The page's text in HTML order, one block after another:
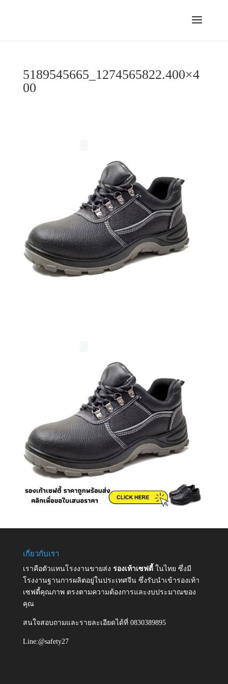
5189545665_1274565822.400×4
00
เกี่ยวกับเรา
เราคือตัวแทนโรงงานขายส่ง รองเท้าเซฟตี้ ในไทย ซึ่งมี
โรงงานฐานการผลิตอยู่ในประเทศจีน ซึ่งรับนำเข้ารองเท้า
เซฟตี้คุณภาพ ตรงตามความต้องการและงบประมาณของ
คุณ
สนใจสอบถามและรายละเอียดได้ที่ 0830389895
Line:@safety27